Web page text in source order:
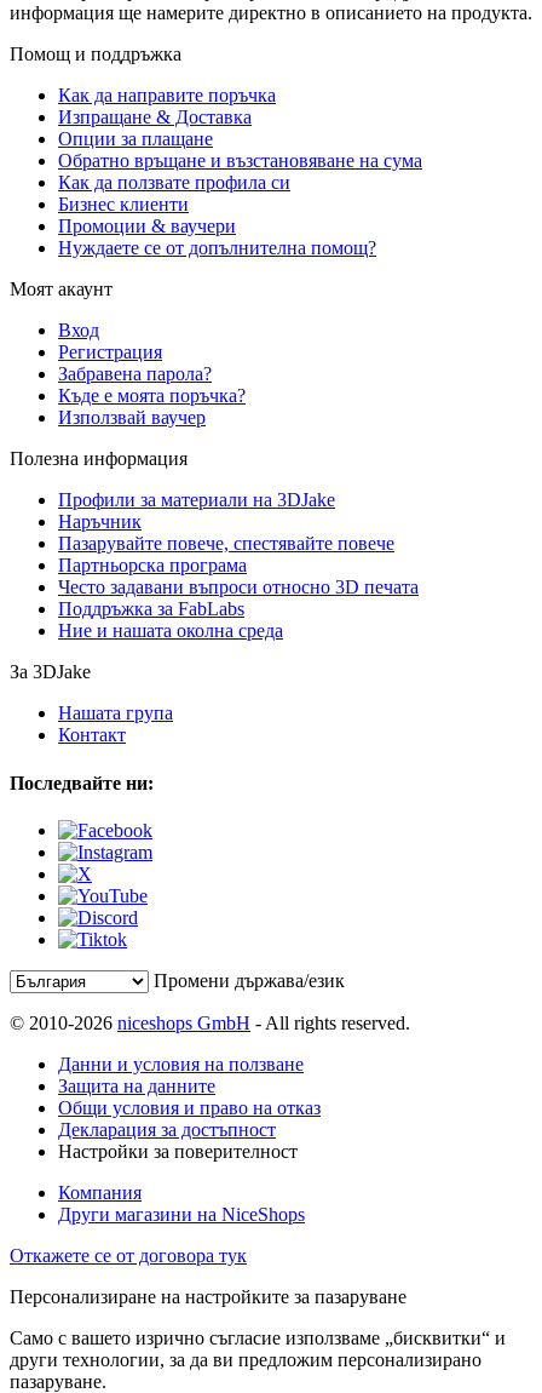
информация ще намерите директно в описанието на продукта.
Помощ и поддръжка
Как да направите поръчка
Изпращане & Доставка
Опции за плащане
Обратно връщане и възстановяване на сума
Как да ползвате профила си
Бизнес клиенти
Промоции & ваучери
Нуждаете се от допълнителна помощ?
Моят акаунт
Вход
Регистрация
Забравена парола?
Къде е моята поръчка?
Използвай ваучер
Полезна информация
Профили за материали на 3DJake
Наръчник
Пазарувайте повече, спестявайте повече
Партньорска програма
Често задавани въпроси относно 3D печата
Поддръжка за FabLabs
Ние и нашата околна среда
За 3DJake
Нашата група
Контакт
Последвайте ни:
Промени държава/език
© 2010-2026 niceshops GmbH - All rights reserved.
Данни и условия на ползване
Защита на данните
Общи условия и право на отказ
Декларация за достъпност
Настройки за поверителност
Компания
Други магазини на NiceShops
Откажете се от договора тук
Персонализиране на настройките за пазаруване
Само с вашето изрично съгласие използваме „бисквитки“ и
други технологии, за да ви предложим персонализирано
пазаруване.